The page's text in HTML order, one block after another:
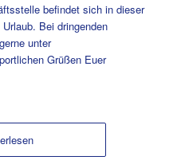
befindet sich in dieser
Bei dringenden
unter
Grüßen Euer